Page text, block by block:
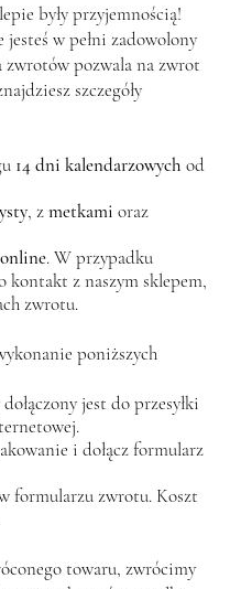
były przyjemnością!
w pełni zadowolony
zwrotów pozwala na zwrot
szczegóły
14 dni kalendarzowych od
, zmetkami oraz
. W przypadku
kontakt z naszym sklepem,
zwrotu.
poniższych
jest do przesyłki
i dołącz formularz
formularzu zwrotu. Koszt
towaru, zwrócimy